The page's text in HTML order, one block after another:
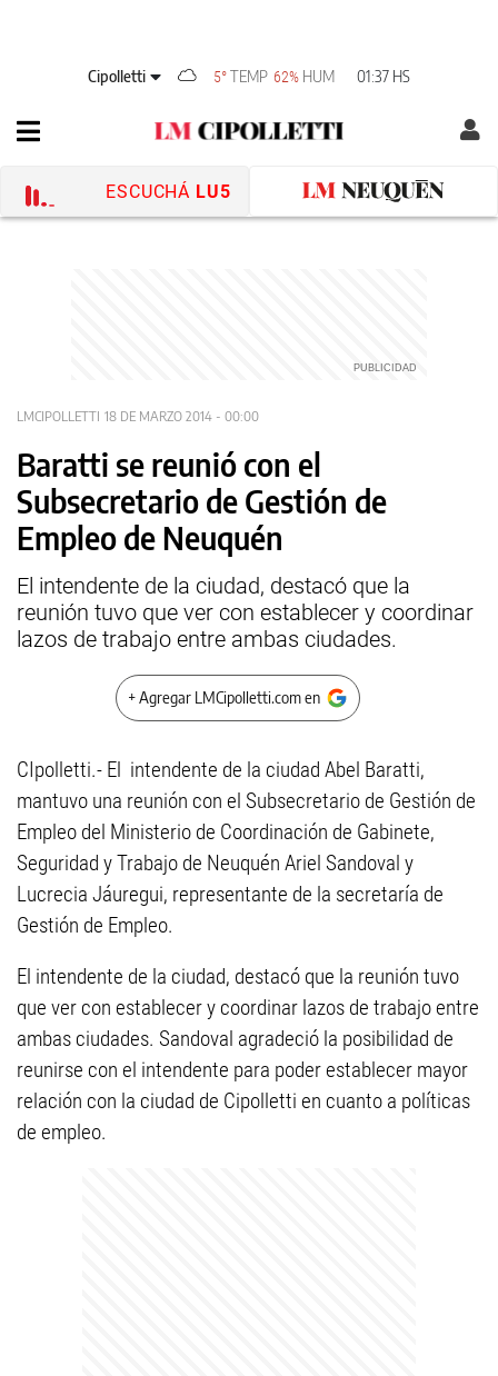
Cipolletti 5° TEMP 62% HUM 01:37 HS
ESCUCHÁ LU5
LMCIPOLLETTI 18 DE MARZO 2014 - 00:00
Baratti se reunió con el
Subsecretario de Gestión de
Empleo de Neuquén
El intendente de la ciudad, destacó que la
reunión tuvo que ver con establecer y coordinar
lazos de trabajo entre ambas ciudades.
+ Agregar LMCipolletti.com en
CIpolletti.- El intendente de la ciudad Abel Baratti,
mantuvo una reunión con el Subsecretario de Gestión de
Empleo del Ministerio de Coordinación de Gabinete,
Seguridad y Trabajo de Neuquén Ariel Sandoval y
Lucrecia Jáuregui, representante de la secretaría de
Gestión de Empleo.
El intendente de la ciudad, destacó que la reunión tuvo
que ver con establecer y coordinar lazos de trabajo entre
ambas ciudades. Sandoval agradeció la posibilidad de
reunirse con el intendente para poder establecer mayor
relación con la ciudad de Cipolletti en cuanto a políticas
de empleo.